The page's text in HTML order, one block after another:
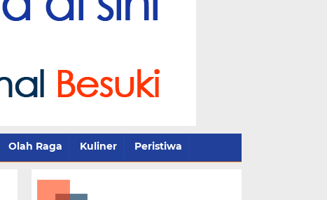
Olah Raga Kuliner Peristiwa